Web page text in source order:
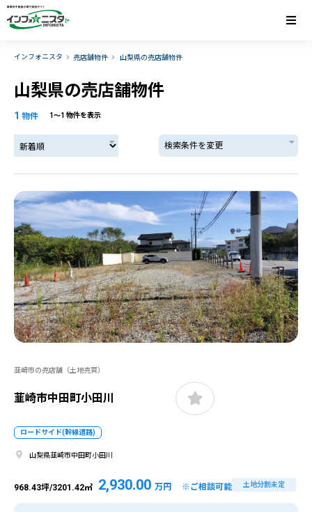
インフォニスタ 売店舗物件 山梨県の売店舗物件
山梨県の売店舗物件
1 物件 1〜1 物件を表示
検索条件を変更
韮崎市の売店舗（土地売買）
韮崎市中田町小田川
ロードサイド(幹線道路)
山梨県韮崎市中田町小田川
968.43坪/3201.42㎡ 2,930.00 万円 ※ご相談可能 土地分割未定